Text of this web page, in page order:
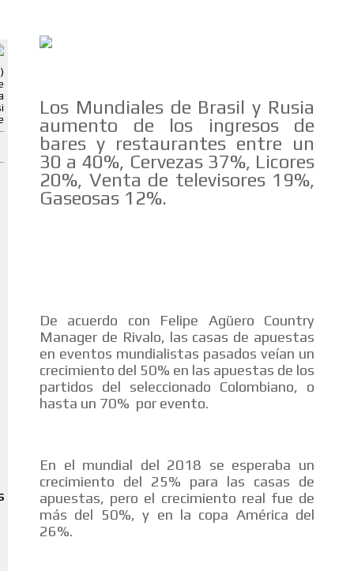
Los Mundiales de Brasil y Rusia
aumento de los ingresos de
bares y restaurantes entre un
30 a 40%, Cervezas 37%, Licores
20%, Venta de televisores 19%,
Gaseosas 12%.
De acuerdo con Felipe Agüero Country
Manager de Rivalo, las casas de apuestas
en eventos mundialistas pasados veían un
crecimiento del 50% en las apuestas de los
partidos del seleccionado Colombiano, o
hasta un 70% por evento.
En el mundial del 2018 se esperaba un
crecimiento del 25% para las casas de
apuestas, pero el crecimiento real fue de
más del 50%, y en la copa América del
26%.